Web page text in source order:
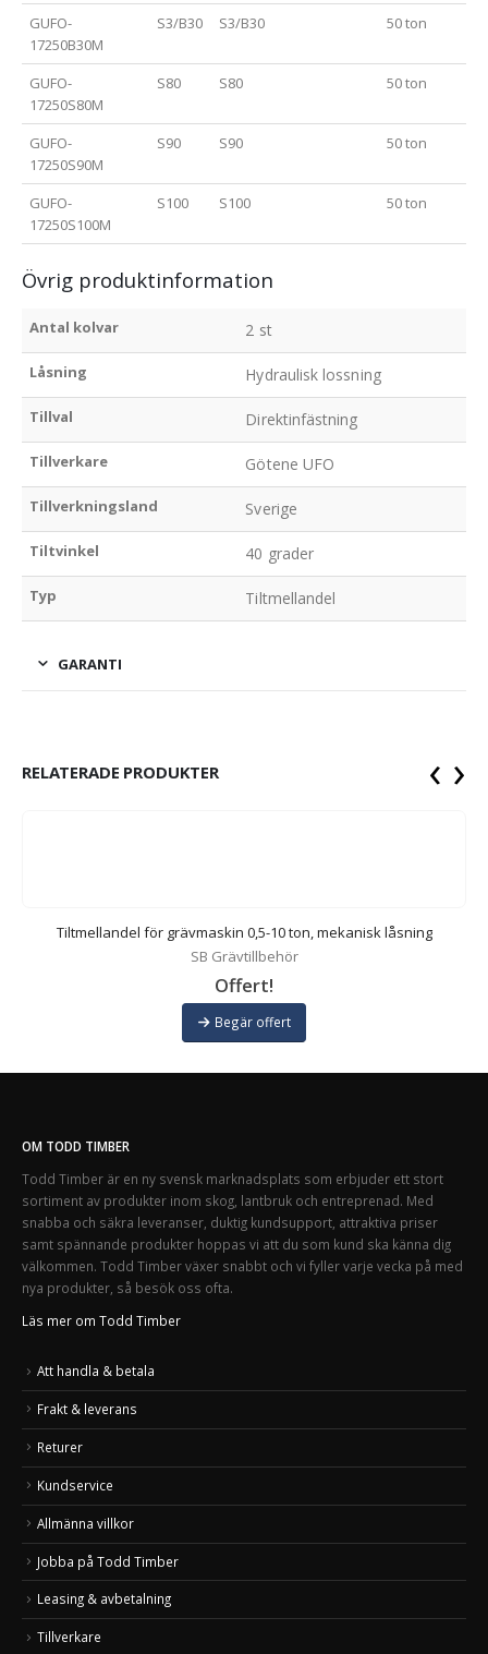
GUFO-
17250B30M
S3/B30 S3/B30 50 ton
GUFO-
17250S80M
S80 S80 50 ton
GUFO-
17250S90M
S90 S90 50 ton
GUFO-
17250S100M
S100 S100 50 ton
Övrig produktinformation
Antal kolvar 2 st
Låsning Hydraulisk lossning
Tillval Direktinfästning
Tillverkare Götene UFO
Tillverkningsland Sverige
Tiltvinkel 40 grader
Typ Tiltmellandel
GARANTI
RELATERADE PRODUKTER
Tiltmellandel för grävmaskin 0,5-10 ton, mekanisk låsning
SB Grävtillbehör
Offert!
Begär offert
‹ ›
OM TODD TIMBER
Todd Timber är en ny svensk marknadsplats som erbjuder ett stort
sortiment av produkter inom skog, lantbruk och entreprenad. Med
snabba och säkra leveranser, duktig kundsupport, attraktiva priser
samt spännande produkter hoppas vi att du som kund ska känna dig
välkommen. Todd Timber växer snabbt och vi fyller varje vecka på med
nya produkter, så besök oss ofta.
Läs mer om Todd Timber
Att handla & betala
Frakt & leverans
Returer
Kundservice
Allmänna villkor
Jobba på Todd Timber
Leasing & avbetalning
Tillverkare